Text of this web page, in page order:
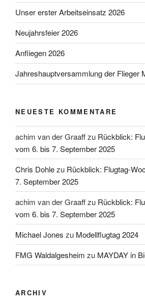
Unser erster Arbeitseinsatz 2026
Neujahrsfeier 2026
Anfliegen 2026
Jahreshauptversammlung der Flieger
NEUESTE KOMMENTARE
achim van der Graaffzu Rückblick:
vom 6. bis 7. September 2025
Chris Dohlezu Rückblick: Flugtag-
7. September 2025
achim van der Graaffzu Rückblick:
vom 6. bis 7. September 2025
Michael Jones zu Modellflugtag 2024
FMG Waldalgesheim zu MAYDAY in
ARCHIV